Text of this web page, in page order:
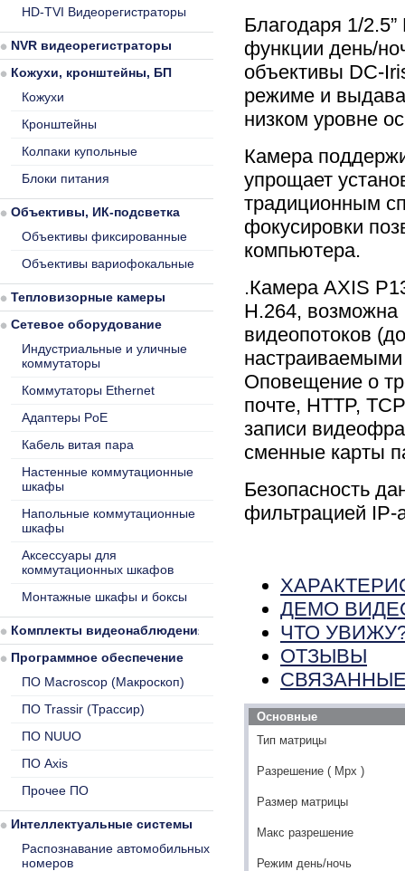
Благодаря 1/
функции день/
объективы DC-
режиме и
низком уровне
Камера
упрощает
традиционным
фокусировки
компьютера.
.Камера AXIS
H.264, возможна
видеопотоков
Оповещение о
почте, HTTP,
записи
сменные карты
Безопасность
фильтрацией IP-
ДЕМО
ЧТО
ОТЗЫВЫ
Основные
Тип матрицы
Разрешение ( Mpx )
Размер матрицы
Макс разрешение
Режим день/ночь
HD-TVI Видеорегистраторы
NVR видеорегистраторы
Кожухи, кронштейны, БП
Кожухи
Кронштейны
Колпаки купольные
Блоки питания
Объективы, ИК-подсветка
Объективы фиксированные
Объективы вариофокальные
Тепловизорные камеры
Сетевое оборудование
Индустриальные и уличные
коммутаторы
Коммутаторы Ethernet
Адаптеры PoE
Кабель витая пара
Настенные коммутационные
шкафы
Напольные коммутационные
шкафы
Аксессуары для
коммутационных шкафов
Монтажные шкафы и боксы
Комплекты видеонаблюдения
Программное обеспечение
ПО Macroscop (Макроскоп)
ПО Trassir (Трассир)
ПО NUUO
ПО Axis
Прочее ПО
Интеллектуальные системы
Распознавание автомобильных
номеров